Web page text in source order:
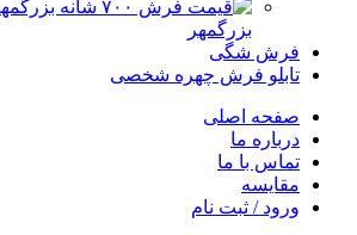
بزرگمهر
فرش شگی
تابلو فرش چهره شخصی
صفحه اصلی
درباره ما
تماس با ما
مقایسه
ورود / ثبت نام